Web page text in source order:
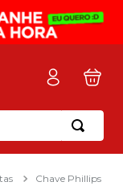
Chave Phillips